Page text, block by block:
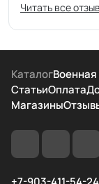
Читать все
Каталог
СтатьиОплата
Магазины